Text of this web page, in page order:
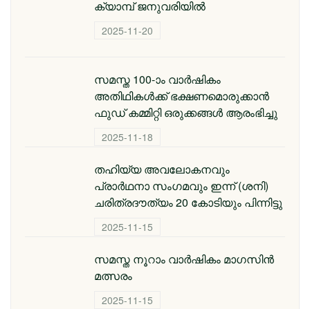
ക്യാമ്പ് ജനുവരിയില്‍
2025-11-20
സമസ്ത 100-ാം വാര്‍ഷികം
അതിഥികള്‍ക്ക് ഭക്ഷണമൊരുക്കാന്‍
ഫുഡ് കമ്മിറ്റി ഒരുക്കങ്ങള്‍ ആരംഭിച്ചു
2025-11-18
തഹിയ്യ അവലോകനവും
പ്രാര്‍ഥനാ സംഗമവും ഇന്ന് (ശനി)
ചരിത്രദൗത്യം 20 കോടിയും പിന്നിട്ടു
2025-11-15
സമസ്ത നൂറാം വാർഷികം മാഗസിൻ
മത്സരം
2025-11-15